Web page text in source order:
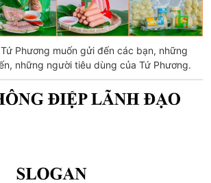
Phương muốn gửi đến các bạn, những
những người tiêu dùng của Tứ Phương.